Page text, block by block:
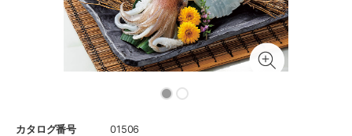
カタログ番号
01506